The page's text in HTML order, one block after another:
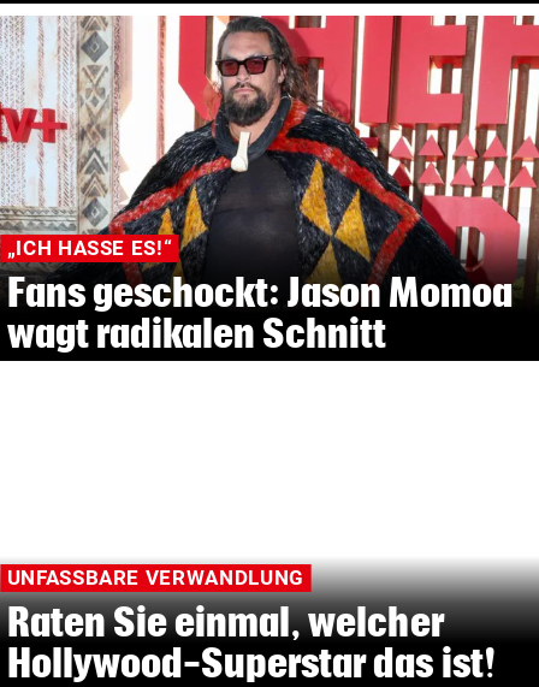
„ICH HASSE ES!“
Fans geschockt: Jason Momoa
wagt radikalen Schnitt
UNFASSBARE VERWANDLUNG
Raten Sie einmal, welcher
Hollywood-Superstar das ist!